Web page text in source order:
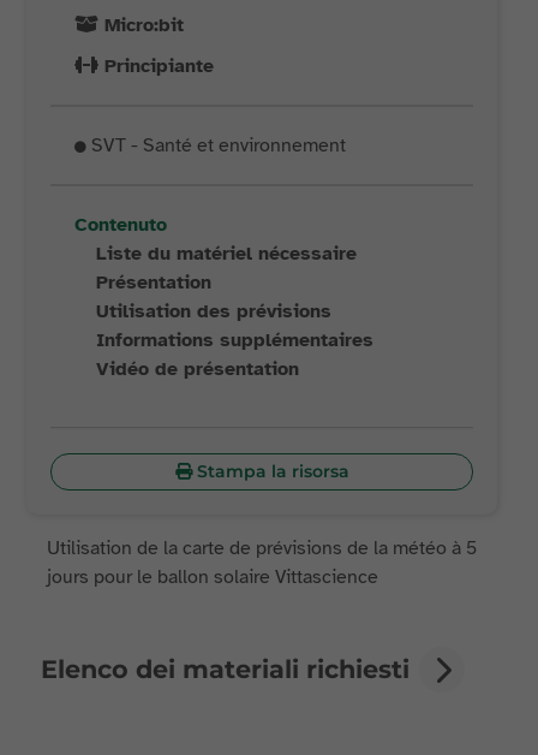
Micro:bit
Principiante
SVT - Santé et environnement
Contenuto
Liste du matériel nécessaire
Présentation
Utilisation des prévisions
Informations supplémentaires
Vidéo de présentation
Stampa la risorsa
Utilisation de la carte de prévisions de la météo à 5
jours pour le ballon solaire Vittascience
Elenco dei materiali richiesti